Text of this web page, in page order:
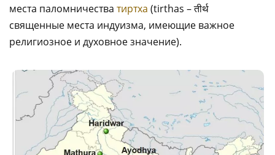
места паломничества тиртха (tirthas – तीर्थ
священные места индуизма, имеющие важное
религиозное и духовное значение).